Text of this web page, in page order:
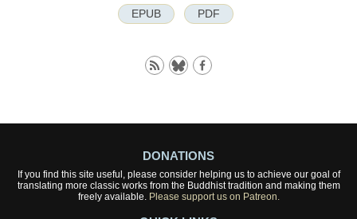
EPUB PDF
DONATIONS
If you find this site useful, please consider helping us to achieve our goal of
translating more classic works from the Buddhist tradition and making them
freely available. Please support us on Patreon.